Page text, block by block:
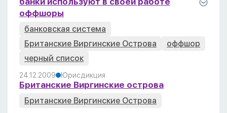
оффшоры
банковская система
Британские Виргинские Острова
оффшор
черный список
24.12.2009 Юрисдикция
Британские Виргинские острова
Британские Виргинские Острова